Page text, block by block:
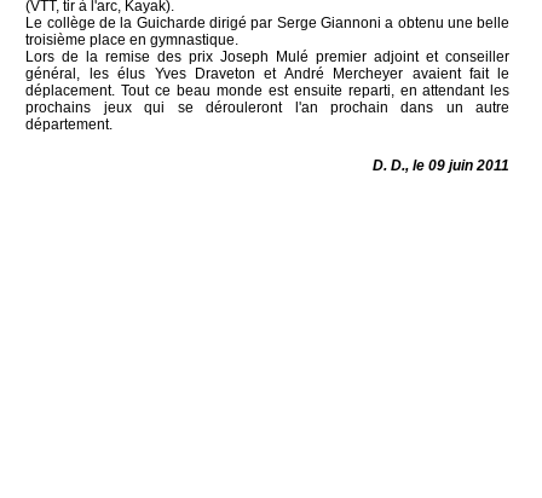
(VTT, tir à l'arc, Kayak).
Le collège de la Guicharde dirigé par Serge Giannoni a obtenu une belle
troisième place en gymnastique.
Lors de la remise des prix Joseph Mulé premier adjoint et conseiller
général, les élus Yves Draveton et André Mercheyer avaient fait le
déplacement. Tout ce beau monde est ensuite reparti, en attendant les
prochains jeux qui se dérouleront l'an prochain dans un autre
département.
D. D., le 09 juin 2011